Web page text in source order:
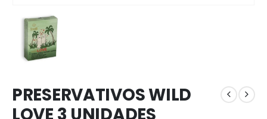
PRESERVATIVOS WILD